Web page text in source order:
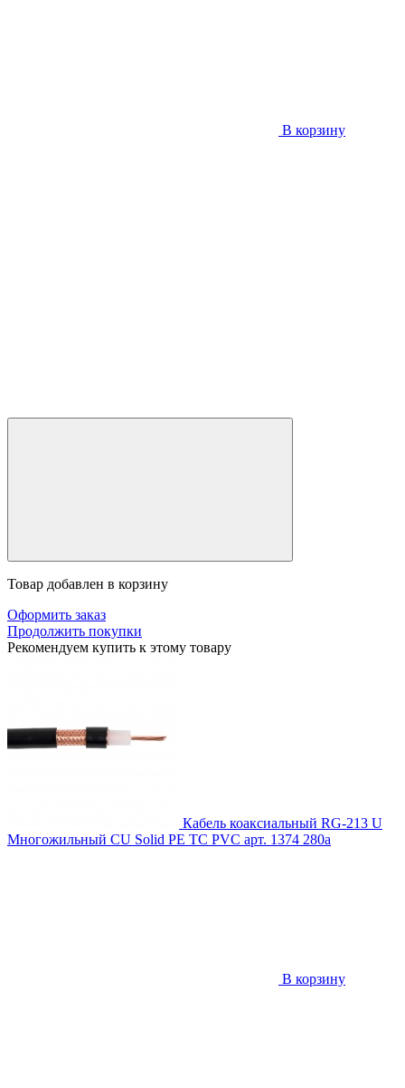
В корзину
Товар добавлен в корзину
Оформить заказ
Продолжить покупки
Рекомендуем купить к этому товару
Кабель коаксиальный RG-213 U
Многожильный CU Solid PE TC PVC арт. 1374 280a
В корзину